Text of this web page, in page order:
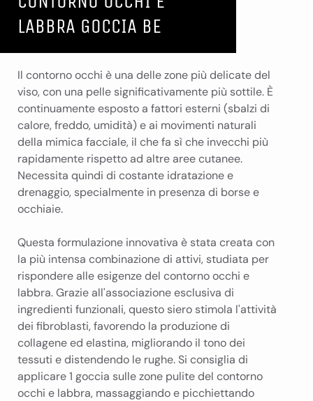
LABBRA GOCCIA BE
Il contorno occhi è una delle zone più delicate del
viso, con una pelle significativamente più sottile. È
continuamente esposto a fattori esterni (sbalzi di
calore, freddo, umidità) e ai movimenti naturali
della mimica facciale, il che fa sì che invecchi più
rapidamente rispetto ad altre aree cutanee.
Necessita quindi di costante idratazione e
drenaggio, specialmente in presenza di borse e
occhiaie.
Questa formulazione innovativa è stata creata con
la più intensa combinazione di attivi, studiata per
rispondere alle esigenze del contorno occhi e
labbra. Grazie all'associazione esclusiva di
ingredienti funzionali, questo siero stimola l'attività
dei fibroblasti, favorendo la produzione di
collagene ed elastina, migliorando il tono dei
tessuti e distendendo le rughe. Si consiglia di
applicare 1 goccia sulle zone pulite del contorno
occhi e labbra, massaggiando e picchiettando